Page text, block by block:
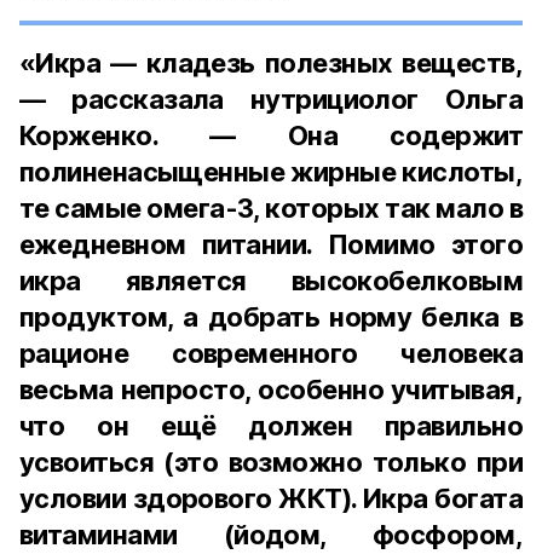
«Икра — кладезь полезных веществ,
— рассказала нутрициолог Ольга
Корженко. — Она содержит
полиненасыщенные жирные кислоты,
те самые омега-3, которых так мало в
ежедневном питании. Помимо этого
икра является высокобелковым
продуктом, а добрать норму белка в
рационе современного человека
весьма непросто, особенно учитывая,
что он ещё должен правильно
усвоиться (это возможно только при
условии здорового ЖКТ). Икра богата
витаминами (йодом, фосфором,